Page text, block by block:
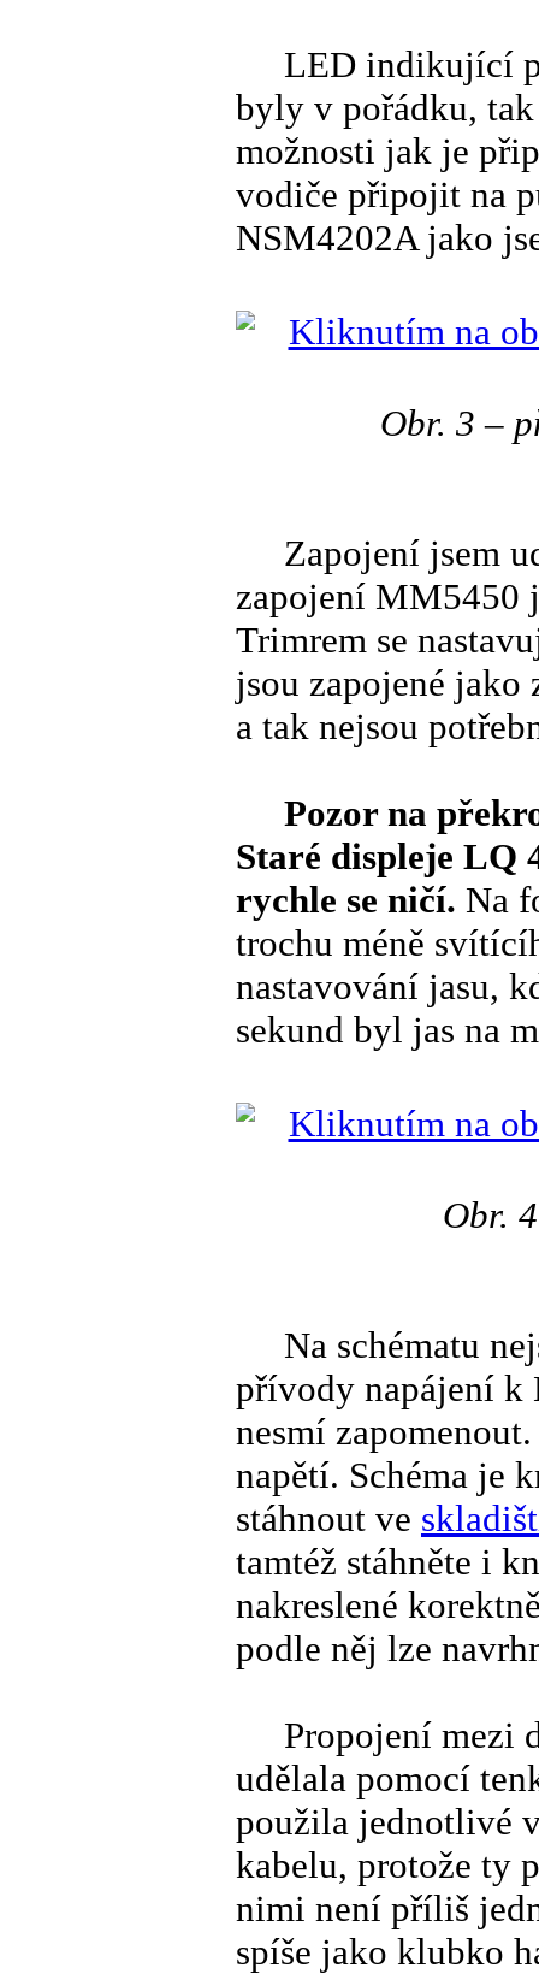
LED indikující
byly v pořádku,
možnosti jak je
vodiče připojit na
NSM4202A jako
Obr. 3 –
Zapojení jsem
zapojení MM5450
Trimrem se
jsou zapojené jako
a tak nejsou
Pozor na
Staré displeje LQ
rychle se ničí. Na
trochu méně
nastavování jasu,
sekund byl jas na
Obr.
Na schématu
přívody napájení k
nesmí
napětí. Schéma je
stáhnout ve
tamtéž stáhněte i
nakreslené
podle něj lze
Propojení mezi
udělala pomocí
použila jednotlivé
kabelu, protože ty
nimi není příliš
spíše jako klubko